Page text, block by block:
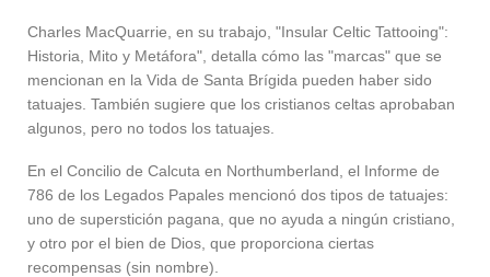
Charles MacQuarrie, en su trabajo, "Insular Celtic Tattooing":
Historia, Mito y Metáfora", detalla cómo las "marcas" que se
mencionan en la Vida de Santa Brígida pueden haber sido
tatuajes. También sugiere que los cristianos celtas aprobaban
algunos, pero no todos los tatuajes.
En el Concilio de Calcuta en Northumberland, el Informe de
786 de los Legados Papales mencionó dos tipos de tatuajes:
uno de superstición pagana, que no ayuda a ningún cristiano,
y otro por el bien de Dios, que proporciona ciertas
recompensas (sin nombre).